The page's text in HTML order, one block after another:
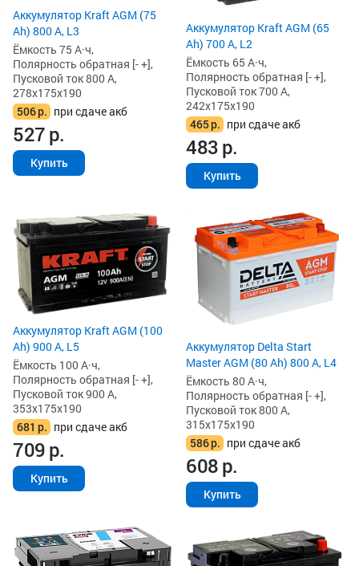
Аккумулятор Kraft AGM (75
Ah) 800 А, L3
Ёмкость 75 А·ч,
Полярность обратная [- +],
Пусковой ток 800 А,
278x175x190
506р. при сдаче акб
527р.
Купить
Аккумулятор Kraft AGM (65
Ah) 700 А, L2
Ёмкость 65 А·ч,
Полярность обратная [- +],
Пусковой ток 700 А,
242x175x190
465р. при сдаче акб
483р.
Купить
Аккумулятор Kraft AGM (100
Ah) 900 А, L5
Ёмкость 100 А·ч,
Полярность обратная [- +],
Пусковой ток 900 А,
353x175x190
681 р. при сдаче акб
709р.
Купить
Аккумулятор Delta Start
Master AGM (80 Ah) 800 А, L4
Ёмкость 80 А·ч,
Полярность обратная [- +],
Пусковой ток 800 А,
315x175x190
586р. при сдаче акб
608р.
Купить